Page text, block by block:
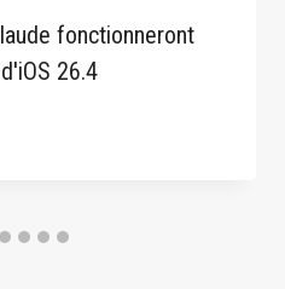
fonctionneront
26.4